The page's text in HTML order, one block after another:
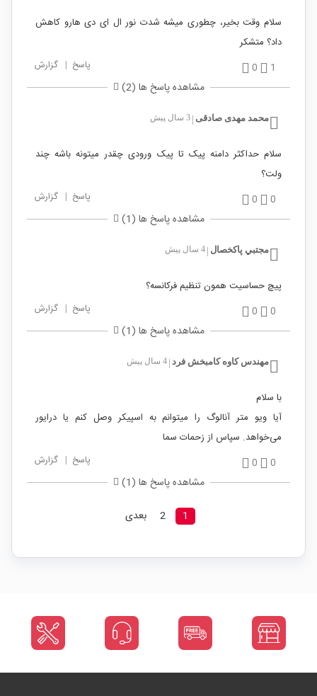
سلام وقت بخیر، چطوری میشه شدت نور ال ای دی هارو کاهش
داد؟ متشکر
1
0 پاسخ | گزارش
مشاهده پاسخ ها (2)
محمد مهدی صادقی | 3 سال پیش
سلام حداکثر دامنه پیک تا پیک ورودی چقدر میتونه باشه چند
ولت؟
0
0 پاسخ | گزارش
مشاهده پاسخ ها (1)
مجتبي پاكخصال | 4 سال پیش
پیچ حساسیت همون تنظیم فرکانسه؟
0
0 پاسخ | گزارش
مشاهده پاسخ ها (1)
مهندس کاوه کامبخش فرد | 4 سال پیش
با سلام
آیا ویو متر آنالوگ را میتوانم به اسپیکر وصل کنم یا درایور
می‌خواهد. سپاس از زحمات سما
0
0 پاسخ | گزارش
مشاهده پاسخ ها (1)
1
2 بعدی